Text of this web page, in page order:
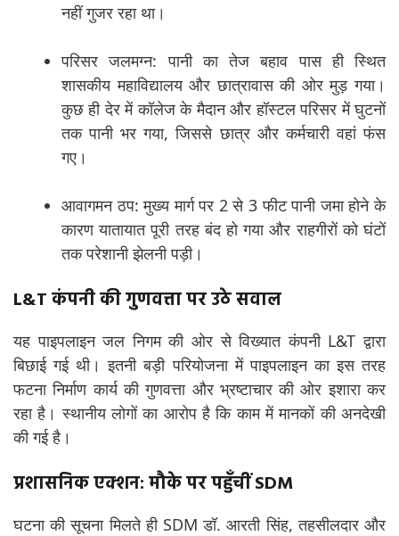
नहीं गुजर रहा था।
परिसर जलमग्न: पानी का तेज बहाव पास ही स्थित
शासकीय महाविद्यालय और छात्रावास की ओर मुड़ गया।
कुछ ही देर में कॉलेज के मैदान और हॉस्टल परिसर में घुटनों
तक पानी भर गया, जिससे छात्र और कर्मचारी वहां फंस
गए।
आवागमन ठप: मुख्य मार्ग पर 2 से 3 फीट पानी जमा होने के
कारण यातायात पूरी तरह बंद हो गया और राहगीरों को घंटों
तक परेशानी झेलनी पड़ी।
L&T कंपनी की गुणवत्ता पर उठे सवाल
यह पाइपलाइन जल निगम की ओर से विख्यात कंपनी L&T द्वारा
बिछाई गई थी। इतनी बड़ी परियोजना में पाइपलाइन का इस तरह
फटना निर्माण कार्य की गुणवत्ता और भ्रष्टाचार की ओर इशारा कर
रहा है। स्थानीय लोगों का आरोप है कि काम में मानकों की अनदेखी
की गई है।
प्रशासनिक एक्शन: मौके पर पहुँचीं SDM
घटना की सूचना मिलते ही SDM डॉ. आरती सिंह, तहसीलदार और